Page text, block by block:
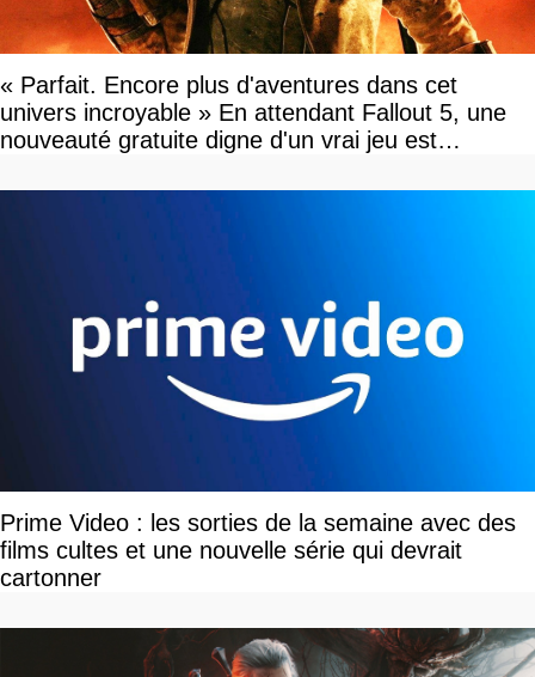
« Parfait. Encore plus d'aventures dans cet
univers incroyable » En attendant Fallout 5, une
nouveauté gratuite digne d'un vrai jeu est
Prime Video : les sorties de la semaine avec des
films cultes et une nouvelle série qui devrait
cartonner